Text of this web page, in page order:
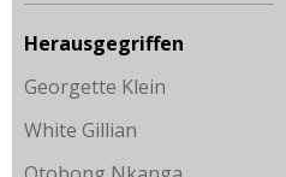
Herausgegriffen
Georgette Klein
White Gillian